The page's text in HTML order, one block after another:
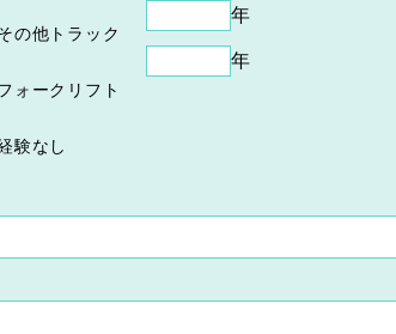
の他トラック
ォークリフト
験なし
年
年